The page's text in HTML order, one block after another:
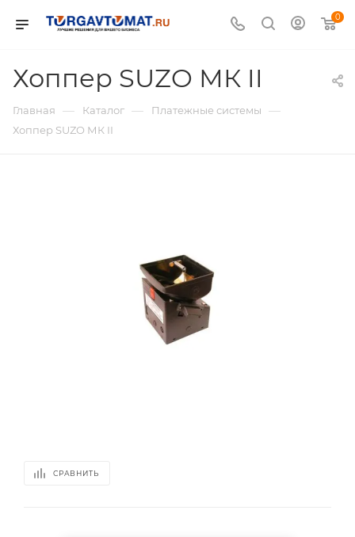
0
Хоппер SUZO МК II
Главная — Каталог — Платежные системы —
Хоппер SUZO МК II
СРАВНИТЬ